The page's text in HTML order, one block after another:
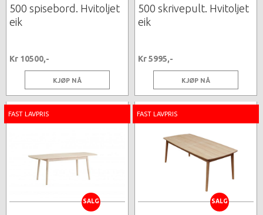
500 spisebord. Hvitoljet
eik
Kr 10500,-
KJØP NÅ
500 skrivepult. Hvitoljet
eik
Kr 5995,-
KJØP NÅ
FAST LAVPRIS
SALG
FAST LAVPRIS
SALG